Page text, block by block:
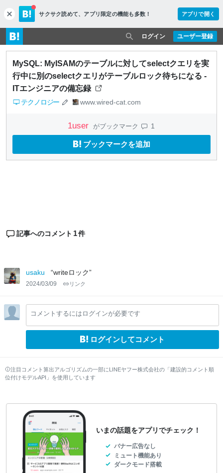
c
l
o
s
e
サクサク読めて、 アプリ限定の機能も多数！ アプリで開く
ユーザー登録
ログイン
MySQL: MyISAMのテーブルに対してselectクエリを実
行中に別のselectクエリがテーブルロック待ちになる -
ITエンジニアの備忘録
テクノロジー www.wired-cat.com
1user がブックマーク 1
ブックマークを追加
記事へのコメント 1件
usaku “writeロック”
2024/03/09 リンク
コメントするにはログインが必要です
ログインしてコメント
注目コメント算出アルゴリズムの一部にLINEヤフー株式会社の「建設的コメント順
位付けモデルAPI」を使用しています
いまの話題をアプリでチェック！
バナー広告なし
ミュート機能あり
ダークモード搭載